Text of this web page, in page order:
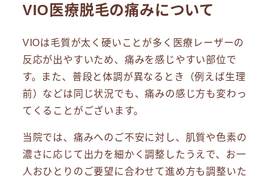
VIO医療脱毛の痛みについて
VIOは毛質が太く硬いことが多く医療レーザーの
反応が出やすいため、痛みを感じやすい部位で
す。また、普段と体調が異なるとき（例えば生理
前）などは同じ状況でも、痛みの感じ方も変わっ
てくることがございます。
当院では、痛みへのご不安に対し、肌質や色素の
濃さに応じて出力を細かく調整したうえで、お一
人おひとりのご要望に合わせて進め方も調整いた